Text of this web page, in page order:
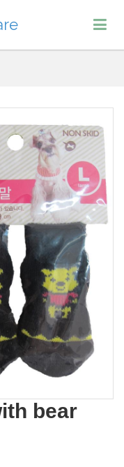
bear